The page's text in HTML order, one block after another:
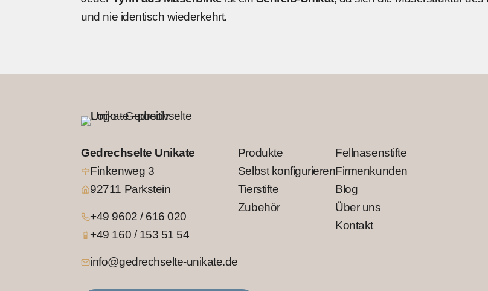
und nie identisch wiederkehrt.
Gedrechselte Unikate
Finkenweg 3
92711 Parkstein
+49 9602 / 616 020
+49 160 / 153 51 54
info@gedrechselte-unikate.de
Produkte
Selbst konfigurieren
Tierstifte
Zubehör
Fellnasenstifte
Firmenkunden
Blog
Über uns
Kontakt